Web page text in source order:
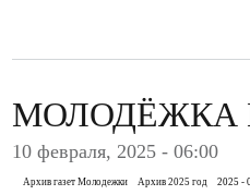
МОЛОДЁЖКА
10 февраля, 2025 - 06:00
Архив газет Молодежки Архив 2025 год 2025 -